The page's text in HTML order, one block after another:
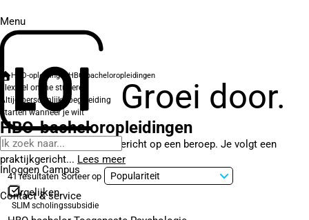
Menu
Groei door.
Inloggen Campus
Contact& service
HBO-opleidingenHBO-bacheloropleidingen
Flexibel online studeren
Altijd persoonlijke begeleiding
Starten wanneer je wilt
HBO-bacheloropleidingen
Bacheloropleidingen zijn gericht op een beroep. Je volgt een
praktijkgericht... Lees meer
41 resultaten Sorteer op
Vergelijken
SLIM scholingssubsidie